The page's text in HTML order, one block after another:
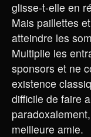
glisse-t-elle en
Mais paillettes
atteindre les
Multiplie les
sponsors et ne
existence
difficile de faire
meilleure amie.